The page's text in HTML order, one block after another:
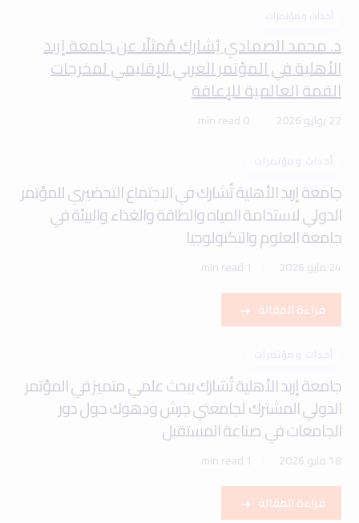
أحداث ومؤتمرات
د. محمد الصمادي يُشارك مُمثلًا عن جامعة إربد
الأهلية في المؤتمر العربي الإقليمي لمخرجات
القمة العالمية للإعاقة
22 يوليو 2026 0 min read
أحداث ومؤتمرات
جامعة إربد الأهلية تُشارك في الاجتماع التحضيري للمؤتمر
الدولي لاستدامة المياه والطاقة والغذاء والبيئة في
جامعة العلوم والتكنولوجيا
24 مايو 2026 1 min read
قراءة المقالة
أحداث ومؤتمرات
جامعة إربد الأهلية تُشارك ببحث علمي متميز في المؤتمر
الدولي المشترك لجامعتي جرش ودهوك حول دور
الجامعات في صناعة المستقبل
18 مايو 2026 1 min read
قراءة المقالة